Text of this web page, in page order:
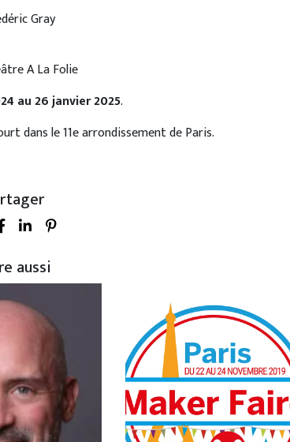
Gray
A La Folie
au 26 janvier 2025.
dans le 11e arrondissement de Paris.
aussi